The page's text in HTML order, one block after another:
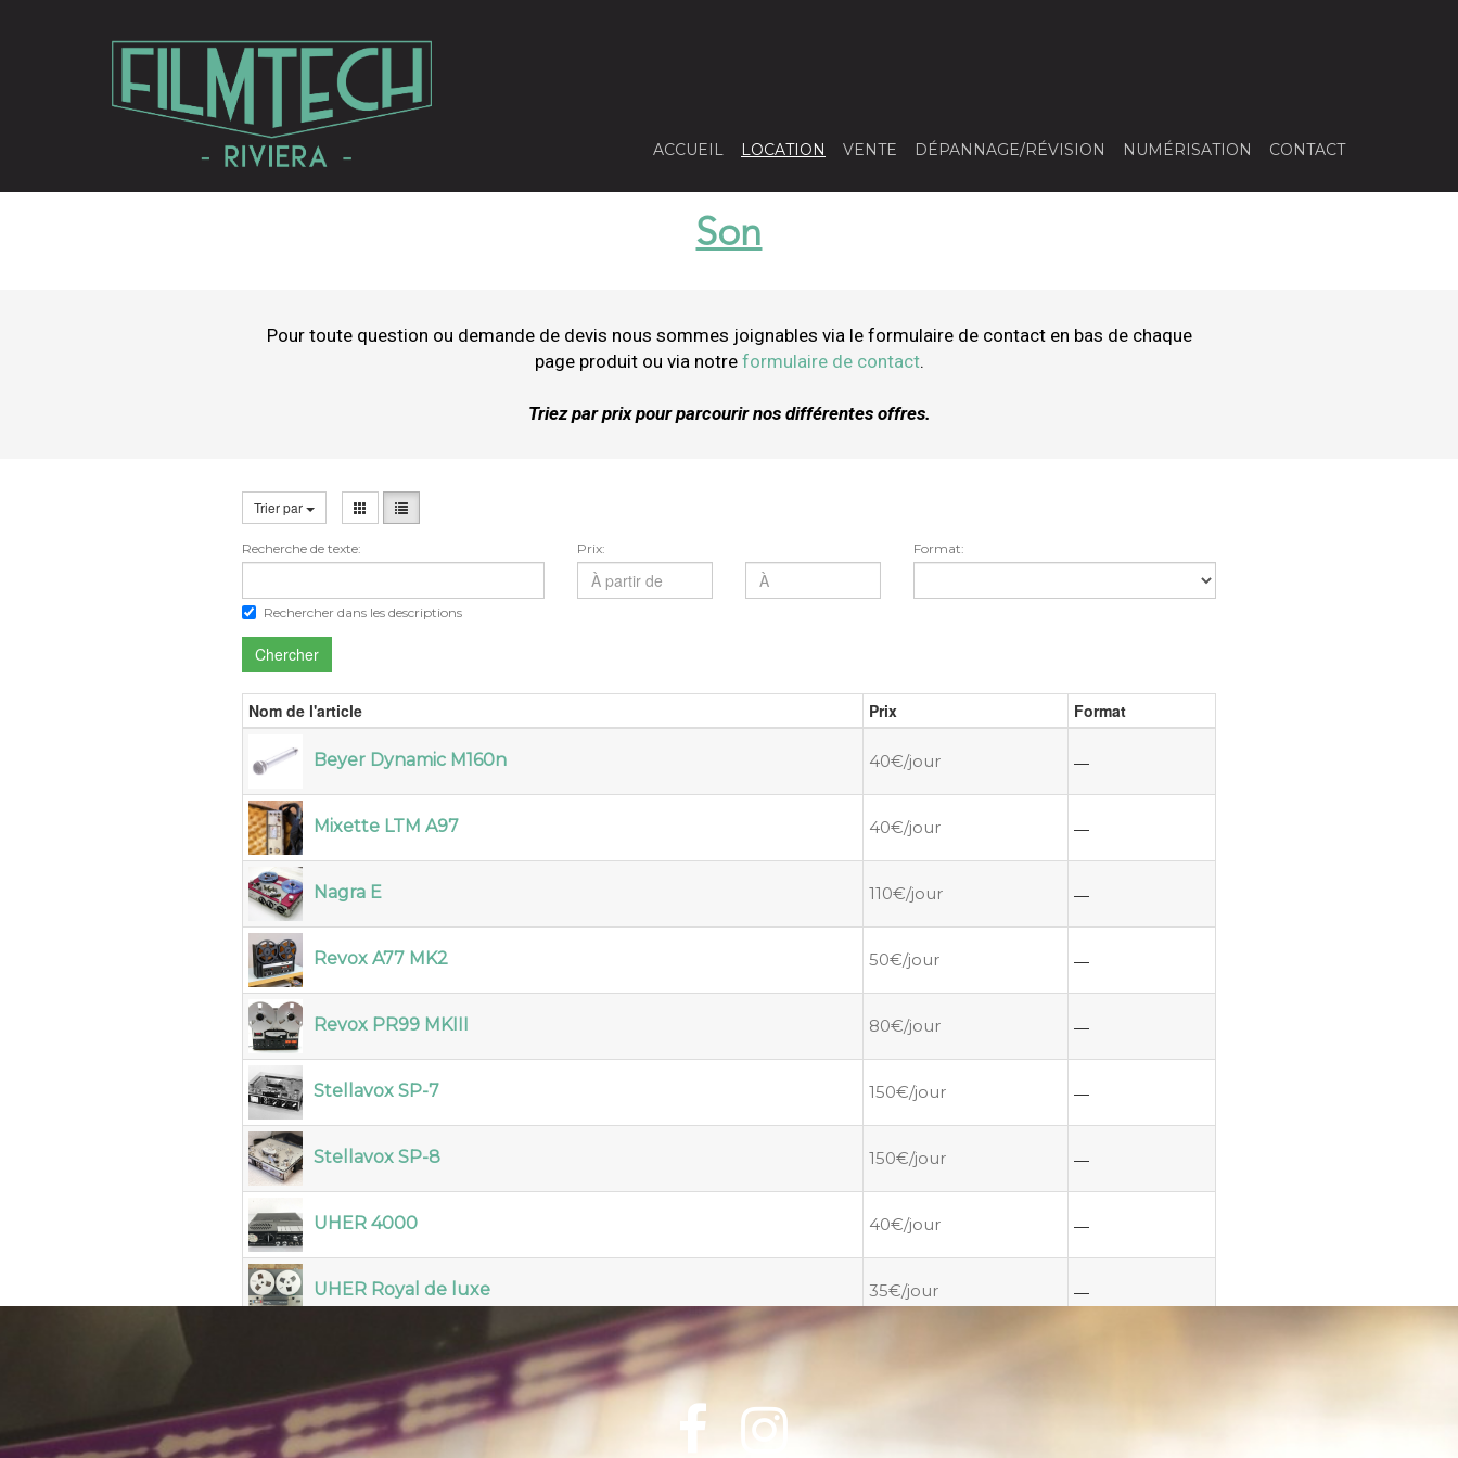
ACCUEIL LOCATION VENTE DÉPANNAGE/RÉVISION NUMÉRISATION CONTACT
Son
Pour toute question ou demande de devis nous sommes joignables via le formulaire de contact en bas de chaque
page produit ou via notre formulaire de contact.
Triez par prix pour parcourir nos différentes offres.
Trier par
Recherche de texte:
Rechercher dans les descriptions
Prix: Format:
Chercher
Nom de l'article Prix Format
Beyer Dynamic M160n 40€/jour —
Mixette LTM A97 40€/jour —
Nagra E 110€/jour —
Revox A77 MK2 50€/jour —
Revox PR99 MKIII 80€/jour —
Stellavox SP-7 150€/jour —
Stellavox SP-8 150€/jour —
UHER 4000 40€/jour —
UHER Royal de luxe 35€/jour —
 